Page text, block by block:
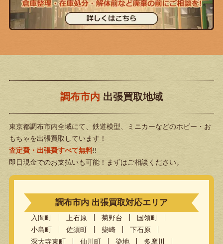
調布市内 出張買取地域
東京都調布市内全域にて、鉄道模型、ミニカーなどのホビー・お
もちゃを出張買取しています！
査定費・出張費すべて無料!!
即日現金でのお支払いも可能！まずはご相談ください。
調布市内 出張買取対応エリア
入間町 上石原 菊野台
国領町
小島町
佐須町 柴崎
下石原
深大寺東町
仙川町 染地
多摩川